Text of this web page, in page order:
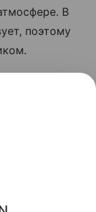
В
поэтому
ученые